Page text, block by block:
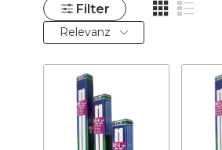
Filter
Relevanz